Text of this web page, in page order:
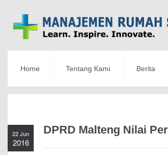
Home Tentang Kami Berita
22 Jun
2016
DPRD Malteng Nilai